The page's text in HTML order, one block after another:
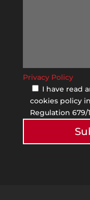
Privacy Policy
I have read
cookies policy
Regulation 679/